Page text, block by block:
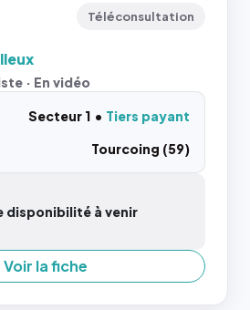
Téléconsultation
· En vidéo
Secteur 1
Tiers payant
Tourcoing (59)
disponibilité à venir
Voir la fiche